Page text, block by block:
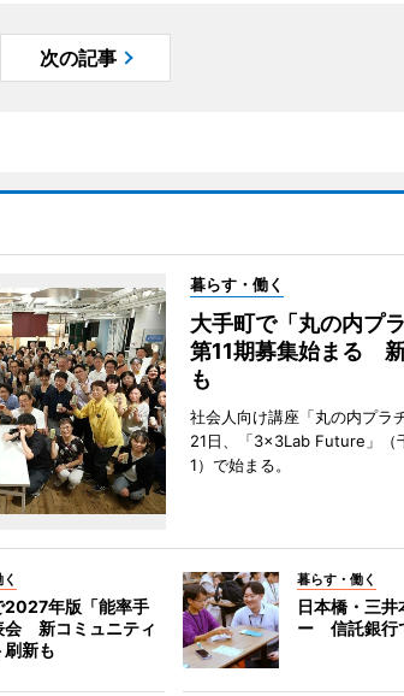
次の記事
暮らす・働く
大手町で「丸の内プ
第11期募集始まる
も
社会人向け講座「丸の内プラ
21日、「3×3Lab Future」（
1）で始まる。
2027年版「能率手
会 新コミュニティ
刷新も
暮らす・働く
日本橋・三
ー 信託銀行